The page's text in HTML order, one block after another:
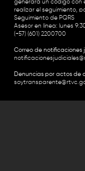
generará un código con
realizar el seguimiento,
Seguimiento de PQRS
Asesor en línea: lunes
(+57) (601) 2200700
Correo de notificaciones
Denuncias por actos de